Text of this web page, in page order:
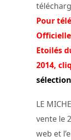
Pour
Etoilés
2014,
sélection
LE
vente le
web et